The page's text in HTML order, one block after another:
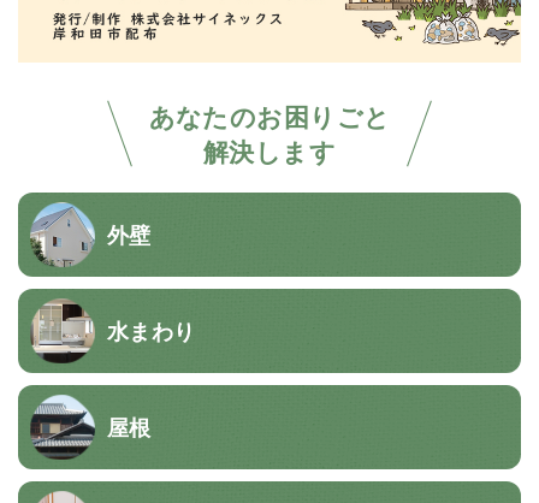
あなたのお困りごと
解決します
外壁
水まわり
屋根